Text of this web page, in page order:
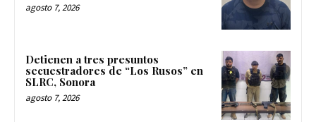
agosto 7, 2026
Detienen a tres presuntos
secuestradores de “Los Rusos” en
SLRC, Sonora
agosto 7, 2026